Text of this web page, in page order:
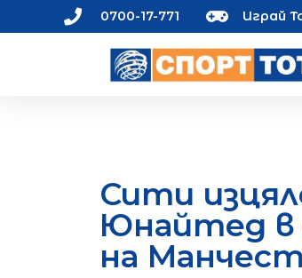
0700-17-771 Играй
Сити
Юнайтед
на